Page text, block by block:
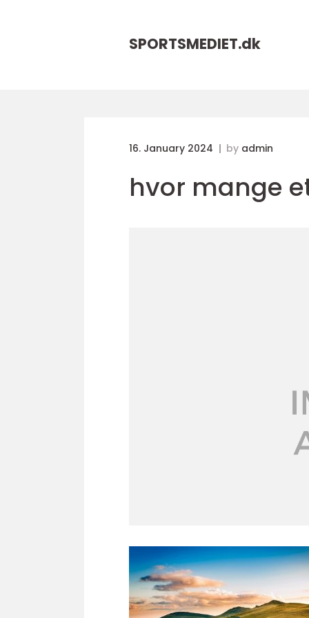
SPORTSMEDIET.dk
16. January 2024 by admin
hvor mange